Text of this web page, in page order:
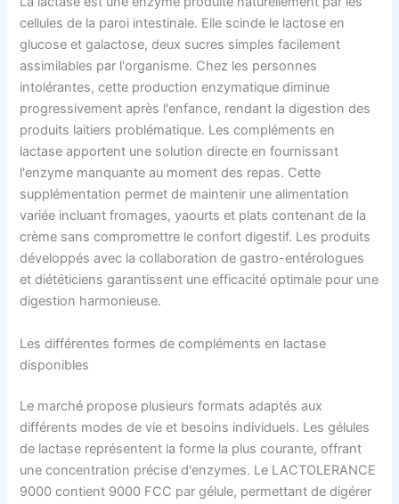
cellules de la paroi intestinale. Elle scinde le lactose en
glucose et galactose, deux sucres simples facilement
assimilables par l'organisme. Chez les personnes
intolérantes, cette production enzymatique diminue
progressivement après l'enfance, rendant la digestion des
produits laitiers problématique. Les compléments en
lactase apportent une solution directe en fournissant
l'enzyme manquante au moment des repas. Cette
supplémentation permet de maintenir une alimentation
variée incluant fromages, yaourts et plats contenant de la
crème sans compromettre le confort digestif. Les produits
développés avec la collaboration de gastro-entérologues
et diététiciens garantissent une efficacité optimale pour une
digestion harmonieuse.
Les différentes formes de compléments en lactase
disponibles
Le marché propose plusieurs formats adaptés aux
différents modes de vie et besoins individuels. Les gélules
de lactase représentent la forme la plus courante, offrant
une concentration précise d'enzymes. Le LACTOLERANCE
9000 contient 9000 FCC par gélule, permettant de digérer